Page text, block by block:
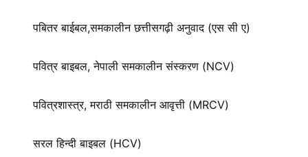
पबितर बाईबल,समकालीन छत्तीसगढ़ी अनुवाद (एस सी ए)
पवित्र बाइबल, नेपाली समकालीन संस्करण (NCV)
पवित्रशास्त्र, मराठी समकालीन आवृत्ती (MRCV)
सरल हिन्दी बाइबल (HCV)